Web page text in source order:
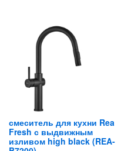
смеситель для кухни Rea
Fresh с выдвижным
изливом high black (REA-